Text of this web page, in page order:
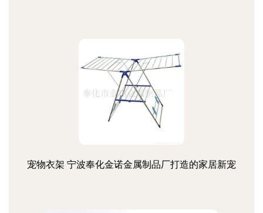
宠物衣架 宁波奉化金诺金属制品厂打造的家居新宠